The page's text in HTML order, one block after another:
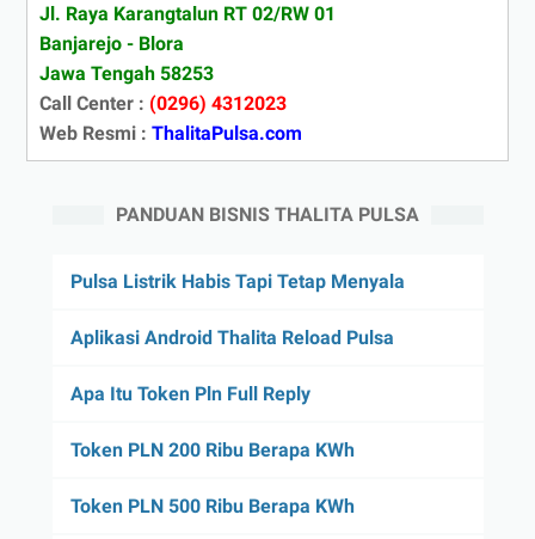
Jl. Raya Karangtalun RT 02/RW 01
Banjarejo - Blora
Jawa Tengah 58253
Call Center : (0296) 4312023
Web Resmi : ThalitaPulsa.com
PANDUAN BISNIS THALITA PULSA
Pulsa Listrik Habis Tapi Tetap Menyala
Aplikasi Android Thalita Reload Pulsa
Apa Itu Token Pln Full Reply
Token PLN 200 Ribu Berapa KWh
Token PLN 500 Ribu Berapa KWh